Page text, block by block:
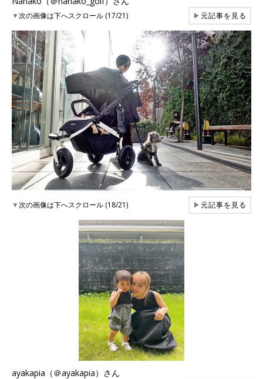
▼次の画像は下へスクロール (17/21) ▶元記事を見る
▼次の画像は下へスクロール (18/21) ▶元記事を見る
ayakapia（＠ayakapia）さん